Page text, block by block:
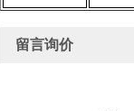
留言询价